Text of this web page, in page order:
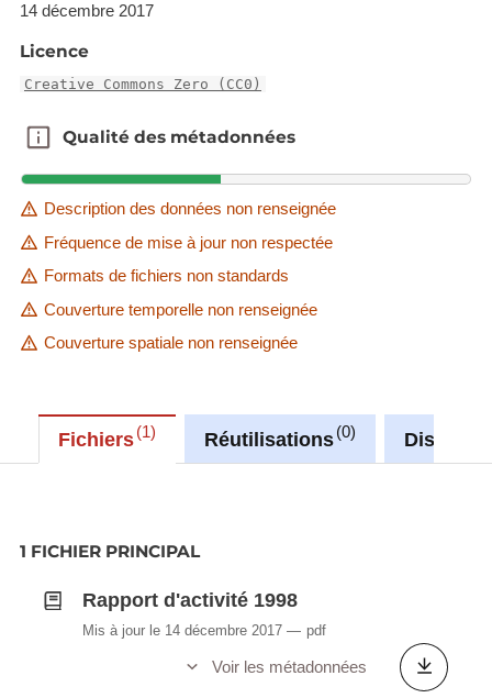
14 décembre 2017
Licence
Creative Commons Zero (CC0)
Qualité des métadonnées
Qualité des métadonnées
Description des données non renseignée
Fréquence de mise à jour non respectée
Formats de fichiers non standards
Couverture temporelle non renseignée
Couverture spatiale non renseignée
Fichiers 1 Réutilisations 0
1 FICHIER PRINCIPAL
Rapport d'activité 1998
Mis à jour le 14 décembre 2017 pdf
Voir les métadonnées